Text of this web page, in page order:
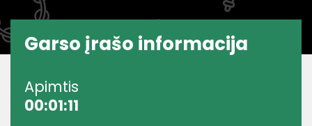
Garso įrašo informacija
Apimtis
00:01:11